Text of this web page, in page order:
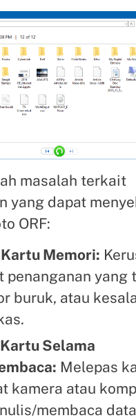
masalah terkait
yang dapat
ORF:
Memori:
penanganan yang
buruk, atau
Selama
Melepas
kamera atau
membaca